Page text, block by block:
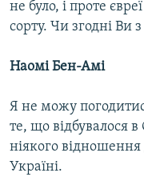
не було, і проте
сорту. Чи згодні Ви
Наомі Бен-Амі
Я не можу
те, що відбувалося
ніякого відношення
Україні.